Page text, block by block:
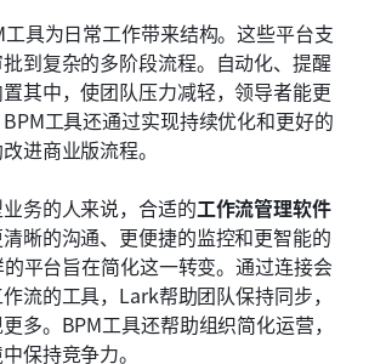
具为日常工作带来结构。这些平台支
到复杂的多阶段流程。自动化、提醒
其中，使团队压力减轻，领导者能更
工具还通过实现持续优化和更好的
进商业版流程。
务的人来说，合适的工作流管理软件
晰的沟通、更便捷的监控和更智能的
平台旨在简化这一转变。通过连接会
流的工具，Lark帮助团队保持同步，
多。BPM工具还帮助组织简化运营，
保持竞争力。